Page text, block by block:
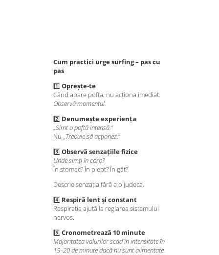
Cum practici urge surfing – pas cu
pas
1️⃣Oprește-te
Când apare pofta, nu acționa imediat.
Observă momentul.
2️⃣ Denumește experiența
„Simt o poftă intensă.”
Nu „Trebuie să acționez.”
3️⃣Observă senzațiile fizice
Unde simți în corp?
În stomac? În piept? În gât?
Descrie senzația fără a o judeca.
4️⃣ Respiră lent și constant
Respirația ajută la reglarea sistemului
nervos.
5️⃣Cronometrează 10 minute
Majoritatea valurilor scad în intensitate în
15–20 de minute dacă nu sunt alimentate.